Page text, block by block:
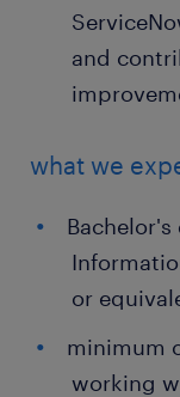
and
what we
or
minimum
working